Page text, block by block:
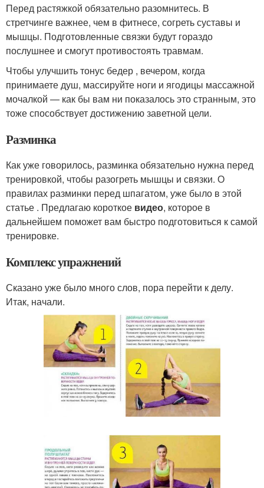
Перед растяжкой обязательно разомнитесь. В
стретчинге важнее, чем в фитнесе, согреть суставы и
мышцы. Подготовленные связки будут гораздо
послушнее и смогут противостоять травмам.
Чтобы улучшить тонус бедер , вечером, когда
принимаете душ, массируйте ноги и ягодицы массажной
мочалкой — как бы вам ни показалось это странным, это
тоже способствует достижению заветной цели.
Разминка
Как уже говорилось, разминка обязательно нужна перед
тренировкой, чтобы разогреть мышцы и связки. О
правилах разминки перед шпагатом, уже было в этой
статье . Предлагаю короткое видео, которое в
дальнейшем поможет вам быстро подготовиться к самой
тренировке.
Комплекс упражнений
Сказано уже было много слов, пора перейти к делу.
Итак, начали.